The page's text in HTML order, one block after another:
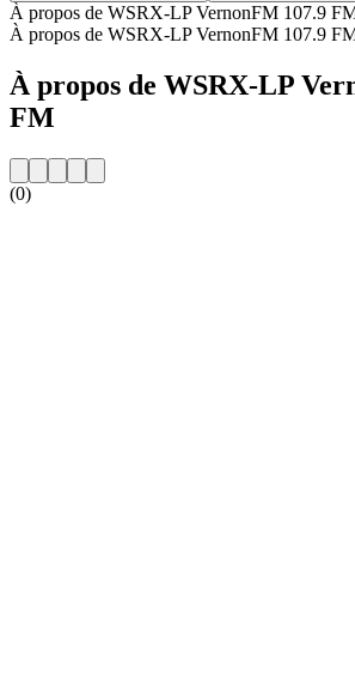
À propos de WSRX-LP VernonFM 107.9
À propos de WSRX-LP VernonFM 107.9
À propos de WSRX-LP
FM
(0)